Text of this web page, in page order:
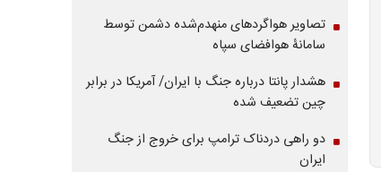
تصاویر هواگردهای منهدم‌شده دشمن توسط
سامانۀ هوافضای سپاه
هشدار پانتا درباره جنگ با ایران/ آمریکا در برابر
چین تضعیف شده
دو راهی دردناک ترامپ برای خروج از جنگ
ایران